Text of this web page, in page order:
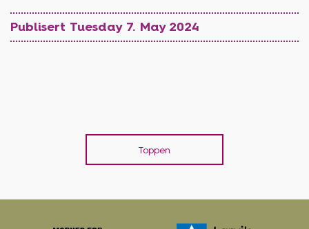
Publisert Tuesday 7. May 2024
Toppen